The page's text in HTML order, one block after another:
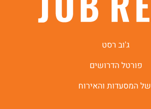
ג'וב רסט
פורטל הדרושים
של המסעדות והאירוח